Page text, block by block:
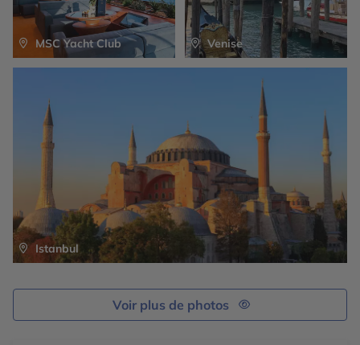
navire.
l’UNESCO en 1996, les habitations
emblématiquesd’Alberobello sont des merveilles à ne
pas manquer. Vous pourrez admirer les rues pavées
pittoresques et les jolis pots de fleurs avant de vous
arrêter à San Antonio, la seul église trullo au monde.
Istanbul
MSC Yacht Club Venise
Voir plus de photos